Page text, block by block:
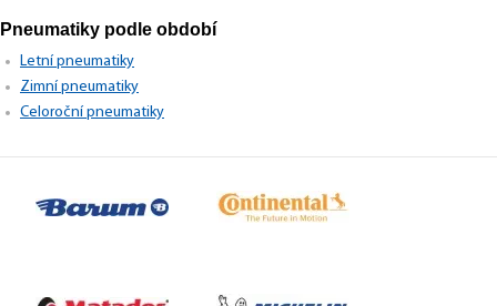
Pneumatiky podle období
Letní pneumatiky
Zimní pneumatiky
Celoroční pneumatiky